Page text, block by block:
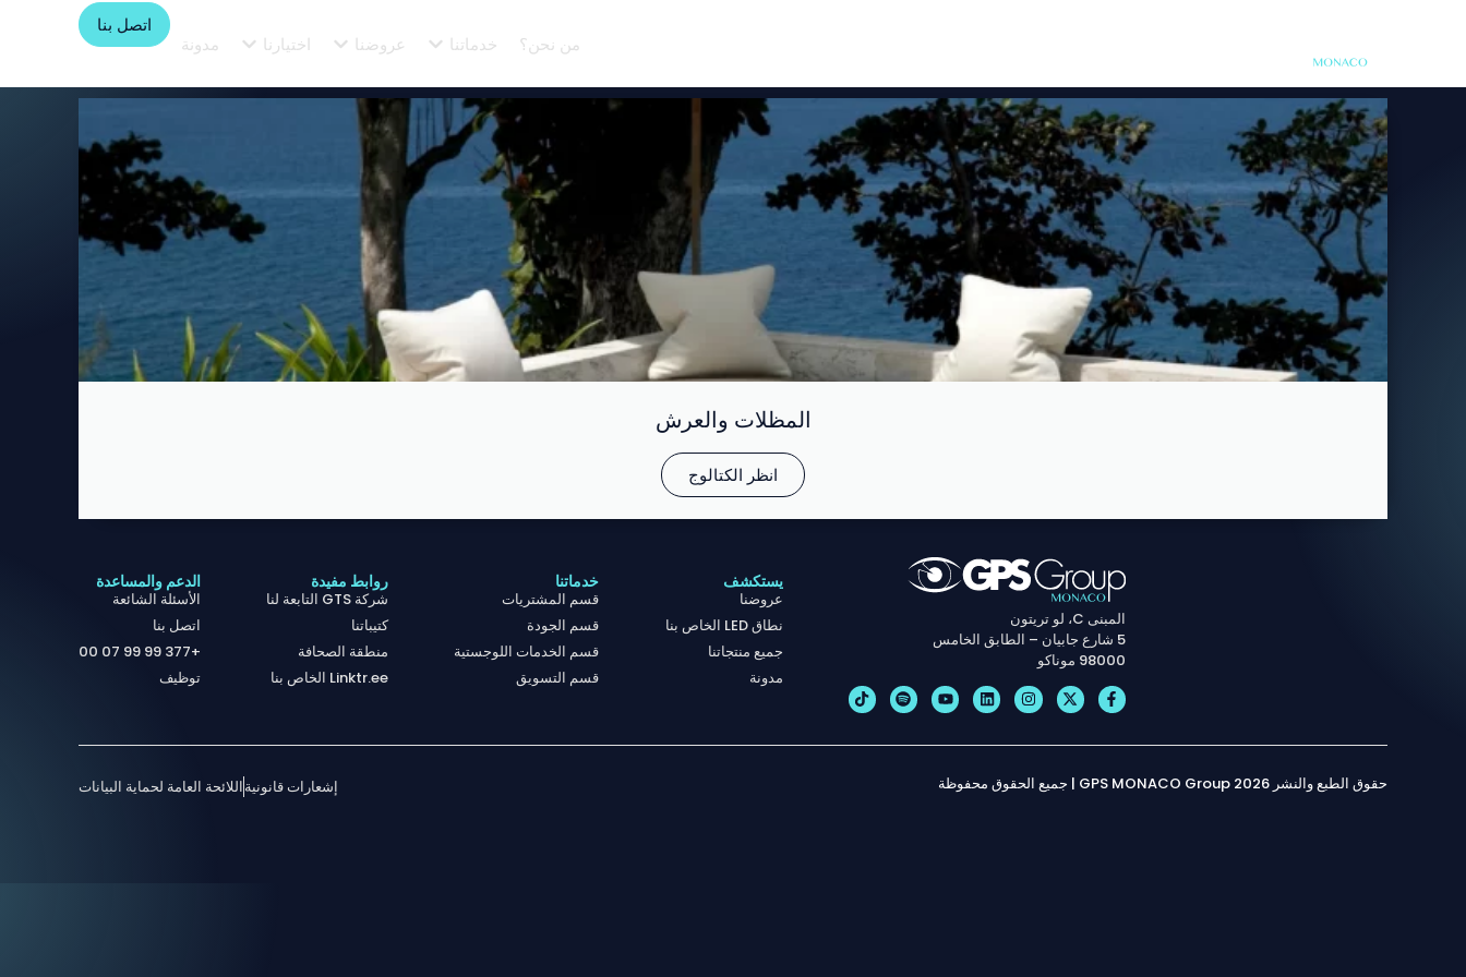
من نحن؟ خدماتنا عروضنا اختيارنا مدونة
اتصل بنا
المظلات والعرش
انظر الكتالوج
المبنى C، لو تريتون
5 شارع جابيان – الطابق الخامس
98000 موناكو
يستكشف
عروضنا
نطاق LED الخاص بنا
جميع منتجاتنا
مدونة
خدماتنا
قسم المشتريات
قسم الجودة
قسم الخدمات اللوجستية
قسم التسويق
روابط مفيدة
شركة GTS التابعة لنا
كتيباتنا
منطقة الصحافة
Linktr.ee الخاص بنا
الدعم والمساعدة
الأسئلة الشائعة
اتصل بنا
+377 99 99 07 00
توظيف
حقوق الطبع والنشر 2026 GPS MONACO Group | جميع الحقوق محفوظة إشعارات قانونيةاللائحة العامة لحماية البيانات